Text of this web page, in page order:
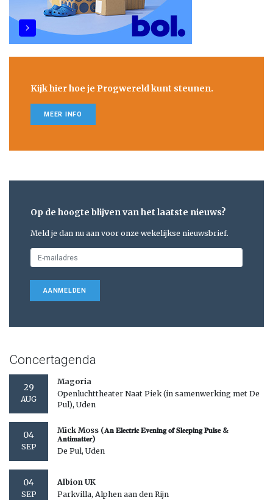
Kijk hier hoe je Progwereld kunt steunen.
MEER INFO
Op de hoogte blijven van het laatste nieuws?
Meld je dan nu aan voor onze wekelijkse nieuwsbrief.
AANMELDEN
Concertagenda
29
AUG
Magoria
Openluchttheater Naat Piek (in samenwerking met De
Pul), Uden
04
SEP
Mick Moss (𝐀𝐧 𝐄𝐥𝐞𝐜𝐭𝐫𝐢𝐜 𝐄𝐯𝐞𝐧𝐢𝐧𝐠 𝐨𝐟 𝐒𝐥𝐞𝐞𝐩𝐢𝐧𝐠 𝐏𝐮𝐥𝐬𝐞 &
𝐀𝐧𝐭𝐢𝐦𝐚𝐭𝐭𝐞𝐫)
De Pul, Uden
04
SEP
Albion UK
Parkvilla, Alphen aan den Rijn